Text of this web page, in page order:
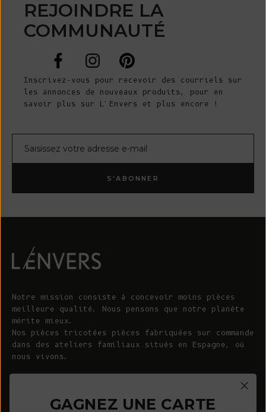
REJOINDRE LA
COMMUNAUTÉ
Inscrivez-vous pour recevoir des courriels sur
les annonces de nouveaux produits, pour en
savoir plus sur L'Envers et plus encore !
S'ABONNER
Notre mission consiste à concevoir moins pièces
meilleure qualité. Nous pensons que notre planète
mérite mieux.
Nos pièces tricotées pièces fabriquées sur commande
dans des ateliers familiaux situés en Espagne, où
nous vivons.
GAGNEZ UNE CARTE